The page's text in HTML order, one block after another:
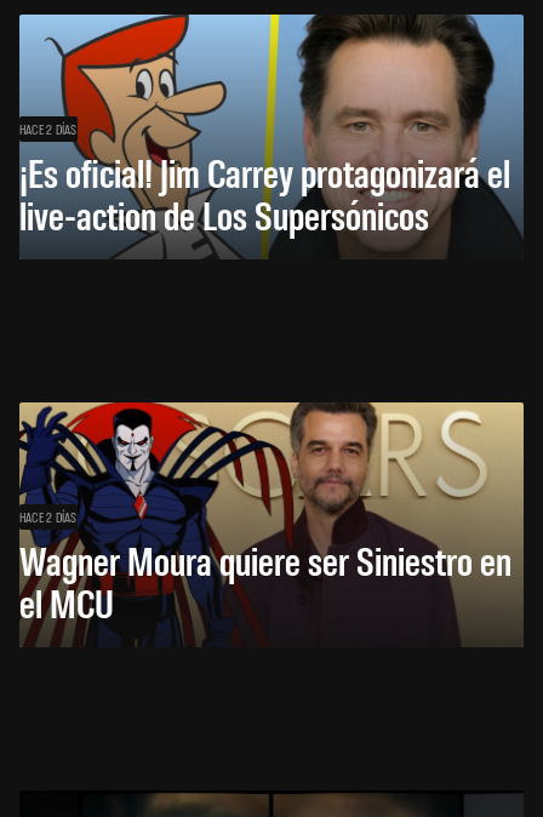
HACE 2 DÍAS
¡Es oficial! Jim Carrey protagonizará el
live-action de Los Supersónicos
HACE 2 DÍAS
Wagner Moura quiere ser Siniestro en
el MCU